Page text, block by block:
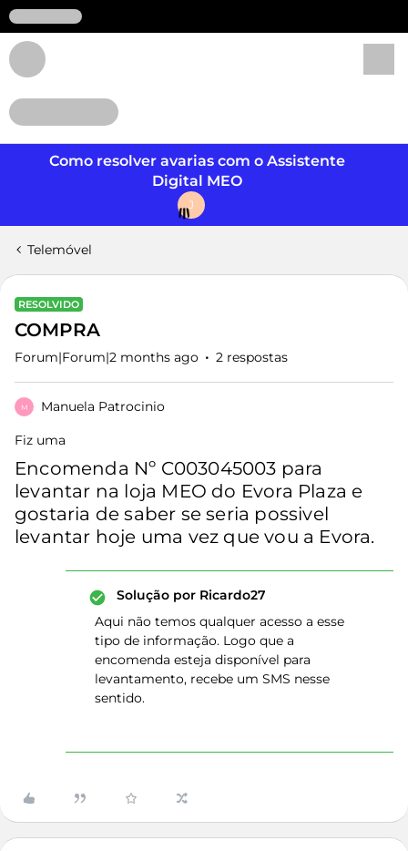
Como resolver avarias com o Assistente
Digital MEO
J
Telemóvel
RESOLVIDO
COMPRA
Forum|Forum|2 months ago 2 respostas
M Manuela Patrocinio
Fiz uma
Encomenda Nº C003045003 para
levantar na loja MEO do Evora Plaza e
gostaria de saber se seria possivel
levantar hoje uma vez que vou a Evora.
Solução por Ricardo27
Aqui não temos qualquer acesso a esse
tipo de informação. Logo que a
encomenda esteja disponível para
levantamento, recebe um SMS nesse
sentido.